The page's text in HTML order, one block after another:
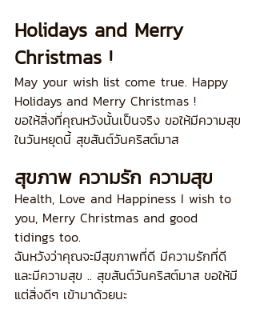
Holidays and Merry
Christmas !
May your wish list come true. Happy
Holidays and Merry Christmas !
ขอให้สิ่งที่คุณหวังนั้นเป็นจริง ขอให้มีความสุข
ในวันหยุดนี้ สุขสันต์วันคริสต์มาส
สุขภาพ ความรัก ความสุข
Health, Love and Happiness I wish to
you, Merry Christmas and good
tidings too.
ฉันหวังว่าคุณจะมีสุขภาพที่ดี มีความรักที่ดี
และมีความสุข .. สุขสันต์วันคริสต์มาส ขอให้มี
แต่สิ่งดีๆ เข้ามาด้วยนะ